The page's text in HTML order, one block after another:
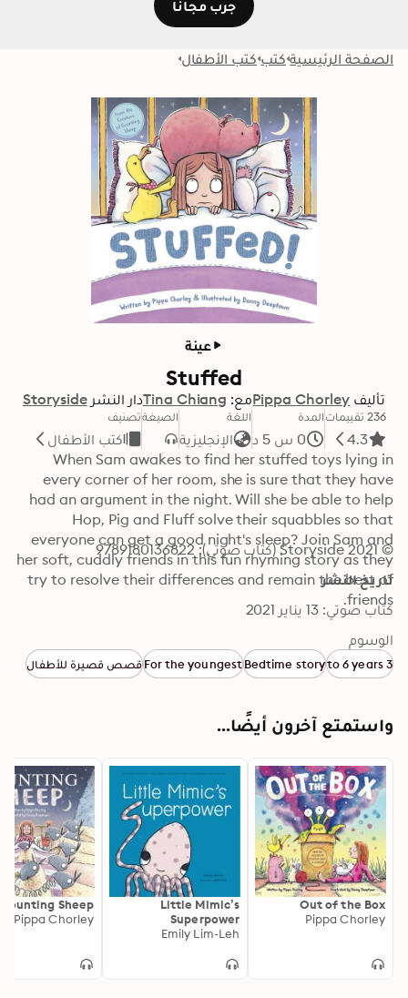
جرب مجانا
الصفحة الرئيسية كتب كتب الأطفال
عينة
Stuffed
تأليف Pippa Chorleyمع: Tina Chiangدار النشر Storyside
236 تقييمات
4.3
المدة
0 س 5 د
اللغة
الإنجليزية
الصيغةتصنيف
كتب الأطفال
every corner of her room, she is sure that they have
everyone can get a good night's sleep? Join Sam and
try to resolve their differences and remain the best of
Singapore by Marshall Cavendish International Asia,
recorded by Storyside 2020.
© 2021 Storyside (كتاب صوتي): 9789180136822
تاريخ النشر
كتاب صوتي: 13 يناير 2021
الوسوم
3 to 6 years
Bedtime story
For the youngestقصص قصيرة للأطفال
واستمتع آخرون أيضًا...
Out of the Box
Pippa Chorley
Little Mimic’s
Superpower
Emily Lim-Leh
Counting Sheep
Pippa Chorley